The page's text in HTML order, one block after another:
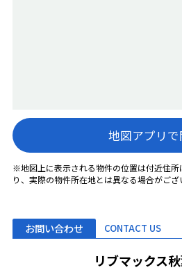
地図アプリで
※地図上に表示される物件の位置は付近住
り、実際の物件所在地とは異なる場合がござ
お問い合わせ CONTACT US
リブマックス